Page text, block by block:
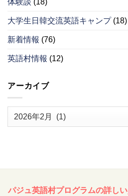
大学生日韓交流英語キャンプ(18)
新着情報 (76)
英語村情報 (12)
アーカイブ
パジュ英語村プログラムの詳し